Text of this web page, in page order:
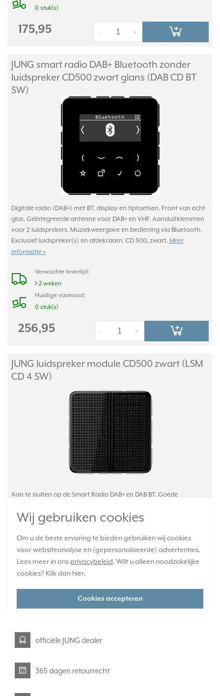
Wij gebruiken cookies
Om u de beste ervaring te bieden gebruiken wij cookies
voor websiteanalyse en (gepersonaliseerde) advertenties.
Lees meer in ons privacybeleid. Wilt u alleen noodzakelijke
cookies? Klik dan hier.
Cookies accepteren
0 stuk(s)
175,95 +
-
JUNG smart radio DAB+ Bluetooth zonder
luidspreker CD500 zwart glans (DAB CD BT
SW)
Digitale radio (DAB+) met BT, display en tiptoetsen. Front van echt
glas. Geïntegreerde antenne voor DAB+ en VHF. Aansluitklemmen
voor 2 luidsprekers. Muziekweergave en bediening via Bluetooth.
Exclusief luidspreker(s) en afdekraam. CD 500, zwart. Meer
informatie »
Verwachte levertijd:
1-2 weken
Huidige voorraad:
0 stuk(s)
256,95 +
-
JUNG luidspreker module CD500 zwart (LSM
CD 4 SW)
Aan te sluiten op de Smart Radio DAB+ en DAB BT. Goede
akoestiek door basreflexbuis. Meer informatie »
Verwachte levertijd:
1-2 weken
Huidige voorraad:
0 stuk(s)
55,95 -
officiële JUNG dealer
365 dagen retourrecht